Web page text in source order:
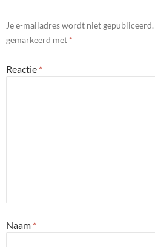
Je e-mailadres wordt niet gepubliceerd.
gemarkeerd met *
Reactie *
Naam *